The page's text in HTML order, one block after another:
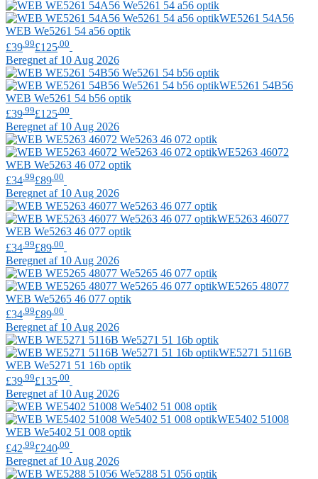
WE5261 54A56
WEB We5261 54 a56 optik
£39 .99£125 .00
Beregnet af 10 Aug 2026
WE5261 54B56
WEB We5261 54 b56 optik
£39 .99£125 .00
Beregnet af 10 Aug 2026
WE5263 46072
WEB We5263 46 072 optik
£34.99£89.00
Beregnet af 10 Aug 2026
WE5263 46077
WEB We5263 46 077 optik
£34 .99£89 .00
Beregnet af 10 Aug 2026
WE5265 48077
WEB We5265 46 077 optik
£34 .99£89 .00
Beregnet af 10 Aug 2026
WE5271 5116B
WEB We5271 51 16b optik
£39.99£135.00
Beregnet af 10 Aug 2026
WE5402 51008
WEB We5402 51 008 optik
£42 .99£240 .00
Beregnet af 10 Aug 2026